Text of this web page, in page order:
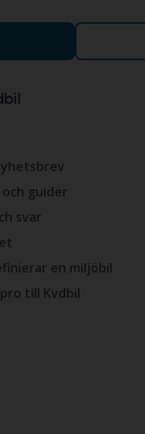
guider
svar
en miljöbil
till Kvdbil